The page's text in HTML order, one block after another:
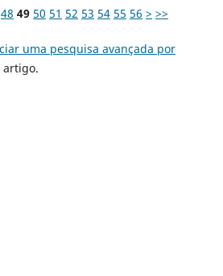
48 49 50 51 52 53 54 55 56 > >>
uma pesquisa avançada por